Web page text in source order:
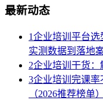
最新动态
1企业培训平台选
实测数据到落地
2企业培训干货：
3企业培训完课率
（2026推荐榜单）